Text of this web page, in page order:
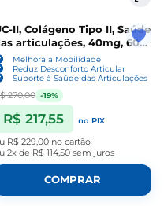
II, Colágeno Tipo II, Saúde
articulações, 40mg, 60
Now
Melhora a Mobilidade
Reduz Desconforto Articular
Suporte à Saúde das Articulações
270,00 -19%
R$ 217,55 no PIX
R$ 229,00 no cartão
2x de R$ 114,50 sem juros
COMPRAR